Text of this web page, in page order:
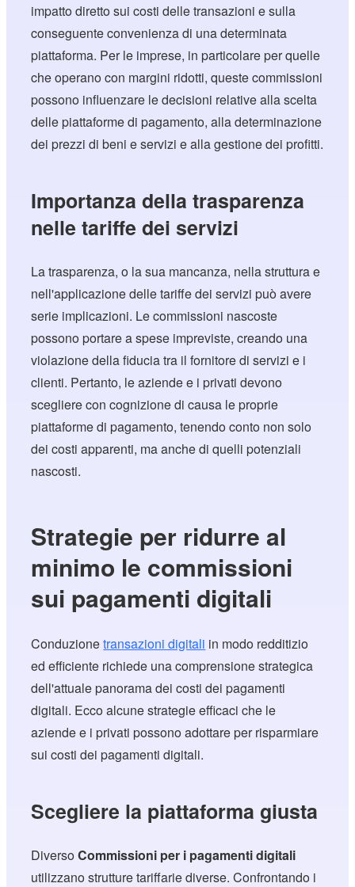
impatto diretto sui costi delle transazioni e sulla
conseguente convenienza di una determinata
piattaforma. Per le imprese, in particolare per quelle
che operano con margini ridotti, queste commissioni
possono influenzare le decisioni relative alla scelta
delle piattaforme di pagamento, alla determinazione
dei prezzi di beni e servizi e alla gestione dei profitti.
Importanza della trasparenza
nelle tariffe dei servizi
La trasparenza, o la sua mancanza, nella struttura e
nell'applicazione delle tariffe dei servizi può avere
serie implicazioni. Le commissioni nascoste
possono portare a spese impreviste, creando una
violazione della fiducia tra il fornitore di servizi e i
clienti. Pertanto, le aziende e i privati devono
scegliere con cognizione di causa le proprie
piattaforme di pagamento, tenendo conto non solo
dei costi apparenti, ma anche di quelli potenziali
nascosti.
Strategie per ridurre al
minimo le commissioni
sui pagamenti digitali
Conduzionetransazioni digitali in modo redditizio
ed efficiente richiede una comprensione strategica
dell'attuale panorama dei costi dei pagamenti
digitali. Ecco alcune strategie efficaci che le
aziende e i privati possono adottare per risparmiare
sui costi dei pagamenti digitali.
Scegliere la piattaforma giusta
DiversoCommissioni per i pagamenti digitali
utilizzano strutture tariffarie diverse. Confrontando i